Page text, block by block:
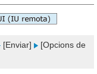
[Enviar]
[Opcions de